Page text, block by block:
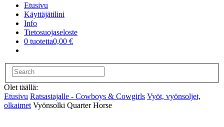
Etusivu
Käyttäjätilini
Info
Tietosuojaseloste
0 tuotetta0,00 €
Olet täällä:
Etusivu Ratsastajalle - Cowboys & Cowgirls Vyöt, vyönsoljet,
olkaimet Vyönsolki Quarter Horse